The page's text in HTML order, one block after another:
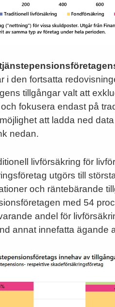
i den fortsatta
tillgångar valt att
fokusera endast på
att ladda ned
nedan.
livförsäkring för
utgörs till
och räntebärande
med 54
andel för
annat innefatta ägande